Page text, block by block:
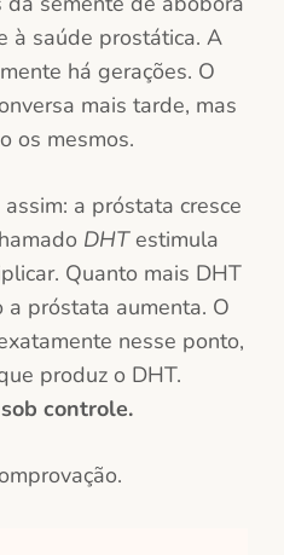
à saúde prostática. A
há gerações. O
mais tarde, mas
os mesmos.
a próstata cresce
DHTestimula
Quanto mais DHT
a próstata aumenta. O
nesse ponto,
produz o DHT.
controle.